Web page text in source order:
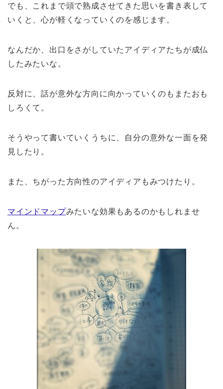
でも、これまで頭で熟成させてきた思いを書き表して
いくと、心が軽くなっていくのを感じます。
なんだか、出口をさがしていたアイディアたちが成仏
したみたいな。
反対に、話が意外な方向に向かっていくのもまたおも
しろくて。
そうやって書いていくうちに、自分の意外な一面を発
見したり。
また、ちがった方向性のアイディアもみつけたり。
マインドマップみたいな効果もあるのかもしれませ
ん。